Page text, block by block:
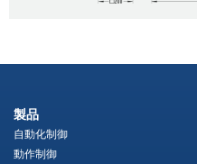
製品
自動化制御
動作制御